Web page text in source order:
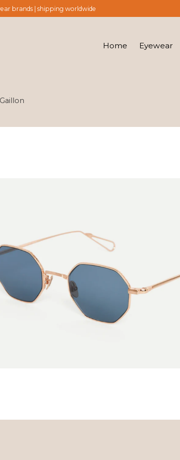
brands | shipping worldwide
Home Eyewear